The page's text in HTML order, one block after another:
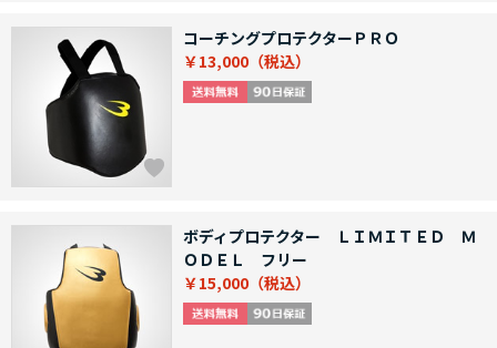
コーチングプロテクターＰＲＯ
￥13,000
ボディプロテクター ＬＩＭＩＴＥＤ Ｍ
ＯＤＥＬ フリー
￥15,000